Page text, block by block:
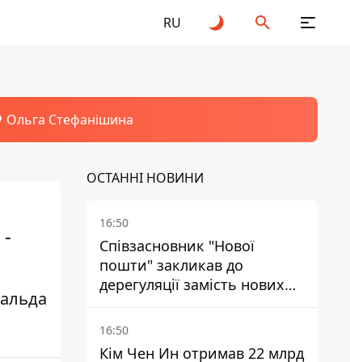
RU
Ольга Стефанішина
ОСТАННІ НОВИНИ
16:50
Співзасновник "Нової
пошти" закликав до
дерегуляції замість нових
податків - Гетманцев проти
16:50
Кім Чен Ин отримав 22 млрд